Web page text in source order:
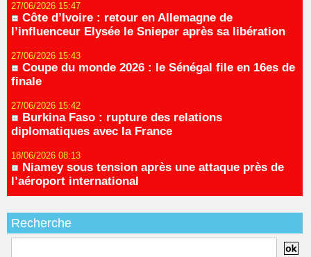
27/06/2026 15:47
Côte d’Ivoire : retour en Allemagne de
l’influenceur Elysée le Snieper après sa libération
27/06/2026 15:43
Coupe du monde 2026 : le Sénégal file en 16es de
finale
27/06/2026 15:42
Burkina Faso : rupture des relations
diplomatiques avec la France
18/06/2026 08:13
Niamey sous tension après une attaque près de
l’aéroport international
Recherche